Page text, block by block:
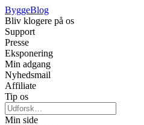
ByggeBlog
Bliv klogere på os
Support
Presse
Eksponering
Min adgang
Nyhedsmail
Affiliate
Tip os
Min side